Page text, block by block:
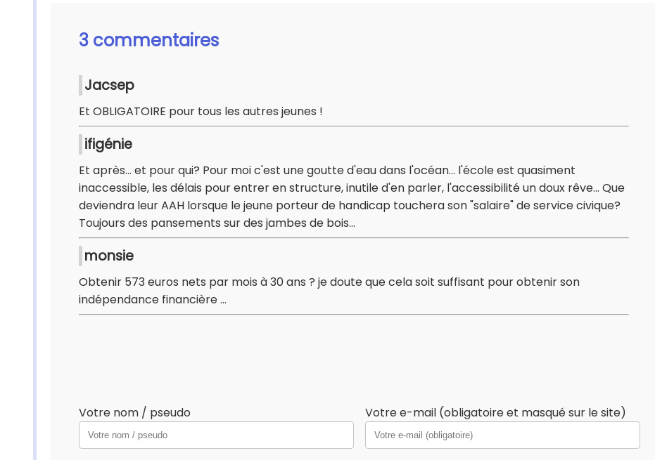
3 commentaires
Jacsep
Et OBLIGATOIRE pour tous les autres jeunes !
ifigénie
Et après... et pour qui? Pour moi c'est une goutte d'eau dans l'océan... l'école est quasiment
inaccessible, les délais pour entrer en structure, inutile d'en parler, l'accessibilité un doux rêve... Que
deviendra leur AAH lorsque le jeune porteur de handicap touchera son "salaire" de service civique?
Toujours des pansements sur des jambes de bois...
monsie
Obtenir 573 euros nets par mois à 30 ans ? je doute que cela soit suffisant pour obtenir son
indépendance financière ...
Votre nom / pseudo Votre e-mail (obligatoire et masqué sur le site)